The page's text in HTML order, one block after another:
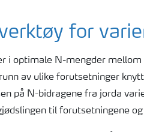
for
i optimale N-mengder
av ulike forutsetninger
på N-bidragene fra jorda
til forutsetningene